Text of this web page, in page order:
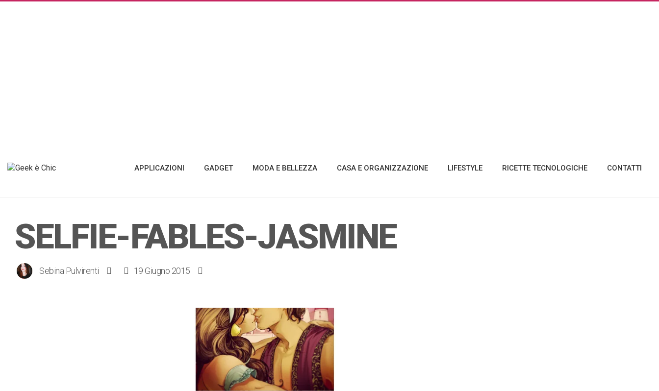
APPLICAZIONI GADGET MODA E BELLEZZA CASA E ORGANIZZAZIONE LIFESTYLE RICETTE TECNOLOGICHE CONTATTI
SELFIE-FABLES-JASMINE
Sebina Pulvirenti 19 Giugno 2015